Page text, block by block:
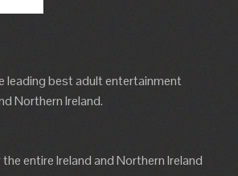
leading best adult entertainment
Northern Ireland.
entire Ireland and Northern Ireland